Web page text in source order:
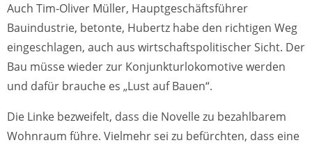
Auch Tim-Oliver Müller, Hauptgeschäftsführer
Bauindustrie, betonte, Hubertz habe den richtigen Weg
eingeschlagen, auch aus wirtschaftspolitischer Sicht. Der
Bau müsse wieder zur Konjunkturlokomotive werden
und dafür brauche es „Lust auf Bauen“.
Die Linke bezweifelt, dass die Novelle zu bezahlbarem
Wohnraum führe. Vielmehr sei zu befürchten, dass eine